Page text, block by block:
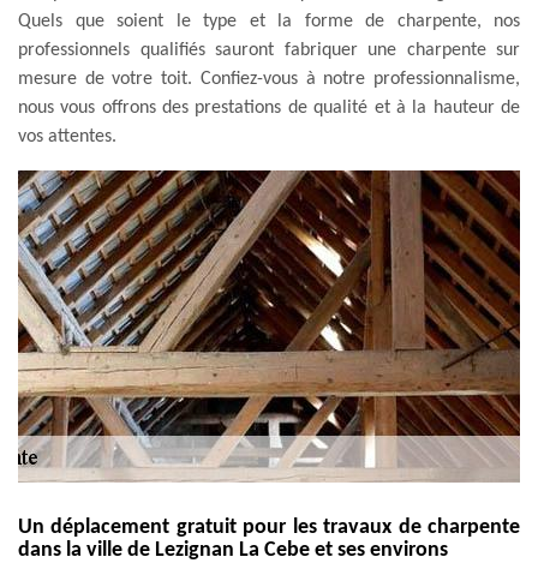
Quels que soient le type et la forme de charpente, nos
professionnels qualifiés sauront fabriquer une charpente sur
mesure de votre toit. Confiez-vous à notre professionnalisme,
nous vous offrons des prestations de qualité et à la hauteur de
vos attentes.
Un déplacement gratuit pour les travaux de charpente
dans la ville de Lezignan La Cebe et ses environs